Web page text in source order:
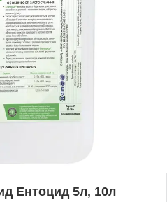
Ентоцид 5л, 10л